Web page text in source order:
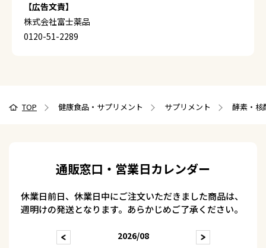
【広告文責】
株式会社富士薬品
0120-51-2289
TOP 健康食品・サプリメント サプリメント 酵素・核
通販窓口・営業日カレンダー
休業日前日、休業日中にご注文いただきました商品は、
週明けの発送となります。あらかじめご了承ください。
2026/08